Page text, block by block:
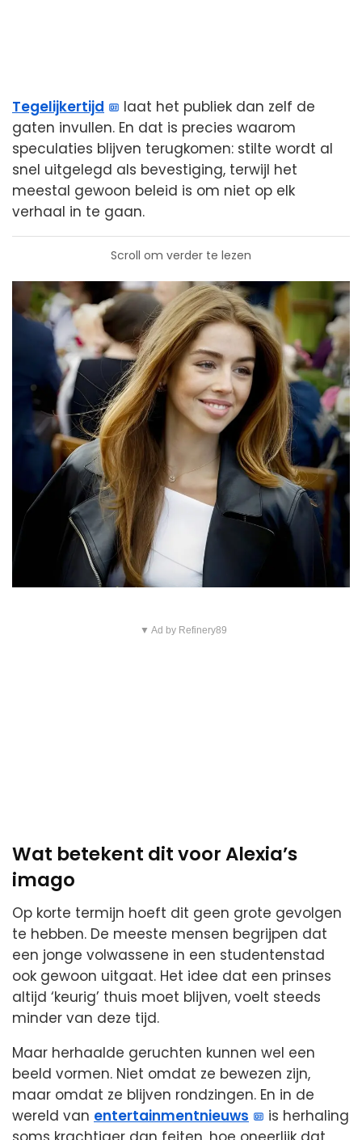
Tegelijkertijd
laat het publiek dan zelf de
gaten invullen. En dat is precies waarom
speculaties blijven terugkomen: stilte wordt al
snel uitgelegd als bevestiging, terwijl het
meestal gewoon beleid is om niet op elk
verhaal in te gaan.
Scroll om verder te lezen
▼ Ad by Refinery89
Wat betekent dit voor Alexia’s
imago
Op korte termijn hoeft dit geen grote gevolgen
te hebben. De meeste mensen begrijpen dat
een jonge volwassene in een studentenstad
ook gewoon uitgaat. Het idee dat een prinses
altijd ‘keurig’ thuis moet blijven, voelt steeds
minder van deze tijd.
Maar herhaalde geruchten kunnen wel een
beeld vormen. Niet omdat ze bewezen zijn,
maar omdat ze blijven rondzingen. En in de
wereld van entertainmentnieuws
is herhaling